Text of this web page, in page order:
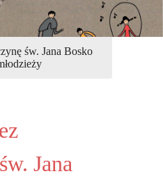
św. Jana Bosko
Jana